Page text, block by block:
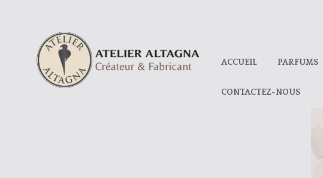
ACCUEIL PARFUMS
CONTACTEZ-NOUS